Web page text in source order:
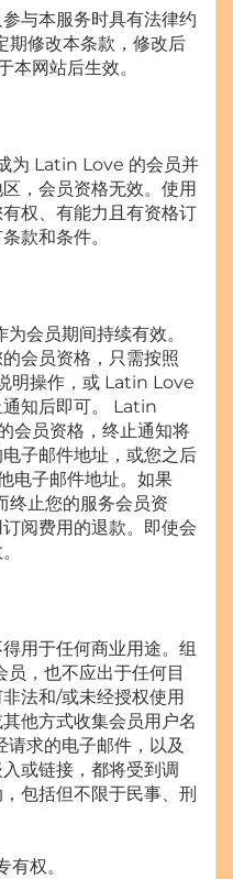
与本服务时具有法律约
修改本条款，修改后
网站后生效。
为 Latin Love 的会员并
，会员资格无效。使用
权、有能力且有资格订
款和条件。
会员期间持续有效。
会员资格，只需按照
明操作，或 Latin Love
知后即可。 Latin
会员资格，终止通知将
子邮件地址，或您之后
电子邮件地址。如果
止您的服务会员资
阅费用的退款。即使会
用于任何商业用途。组
，也不应出于任何目
法和/或未经授权使用
他方式收集会员用户名
求的电子邮件，以及
或链接，都将受到调
包括但不限于民事、刑
权。